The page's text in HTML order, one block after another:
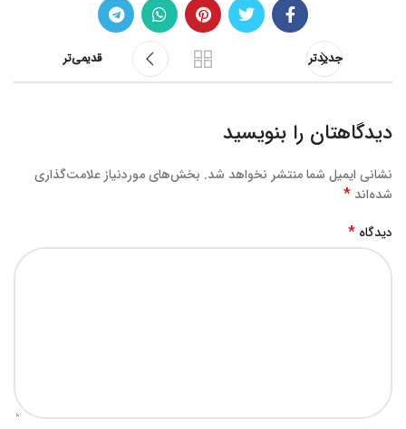
جدیدتر قدیمی‌تر
دیدگاهتان را بنویسید
نشانی ایمیل شما منتشر نخواهد شد. بخش‌های موردنیاز علامت‌گذاری
شده‌اند *
دیدگاه *